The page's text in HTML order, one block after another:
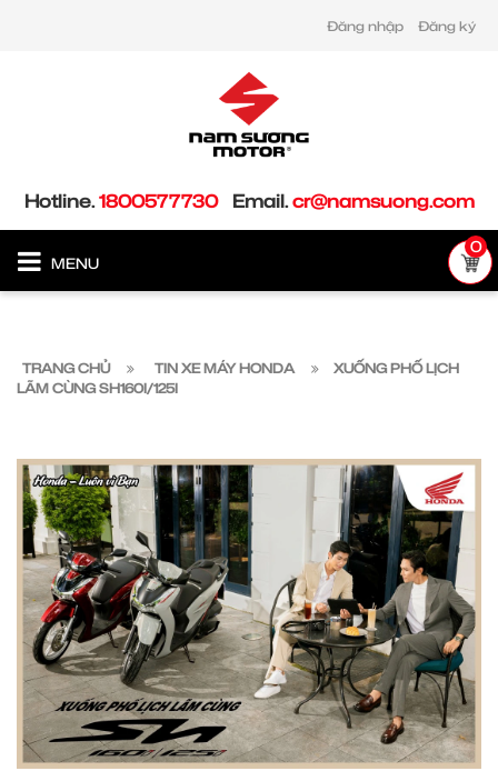
Đăng nhập Đăng ký
Hotline.1800577730 Email.cr@namsuong.com
MENU
0
TRANG CHỦ TIN XE MÁY HONDA
XUỐNG PHỐ LỊCH
LÃM CÙNG SH160I/125I